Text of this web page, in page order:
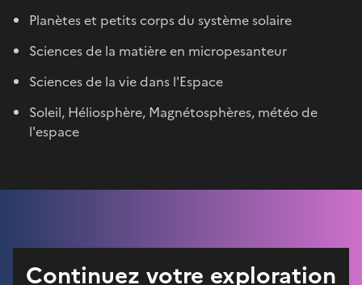
Planètes et petits corps du système solaire
Sciences de la matière en micropesanteur
Sciences de la vie dans l'Espace
Soleil, Héliosphère, Magnétosphères, météo de
l'espace
Continuez votre exploration